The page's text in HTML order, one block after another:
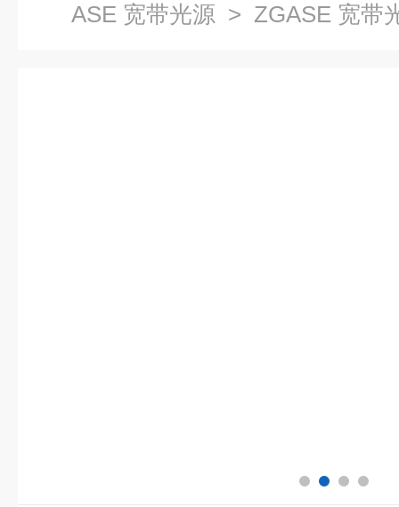
ASE 宽带光源 > ZGASE 宽带